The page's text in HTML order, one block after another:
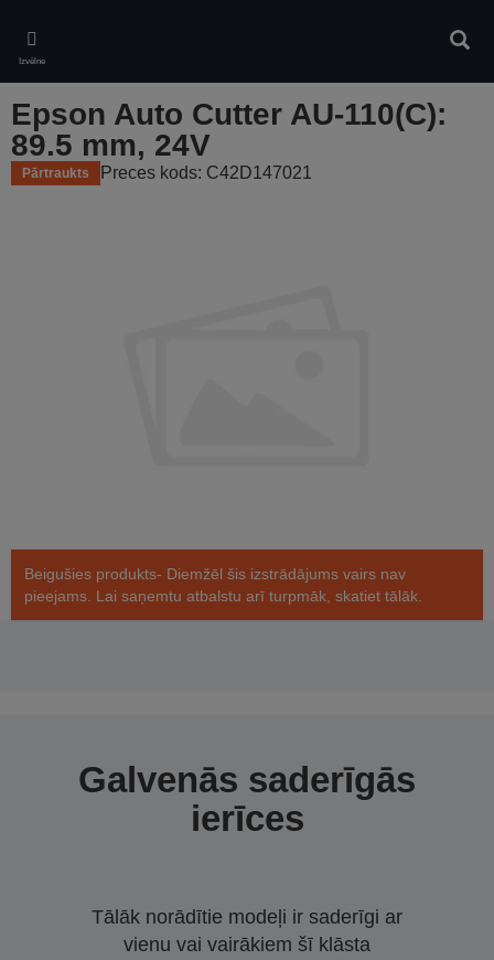
main
content
Izvēlne
Epson Auto Cutter AU-110(C):
89.5 mm, 24V
Pārtraukts Preces kods: C42D147021
Beigušies produkts- Diemžēl šis izstrādājums vairs nav
pieejams. Lai saņemtu atbalstu arī turpmāk, skatiet tālāk.
Galvenās saderīgās
ierīces
Tālāk norādītie modeļi ir saderīgi ar
vienu vai vairākiem šī klāsta